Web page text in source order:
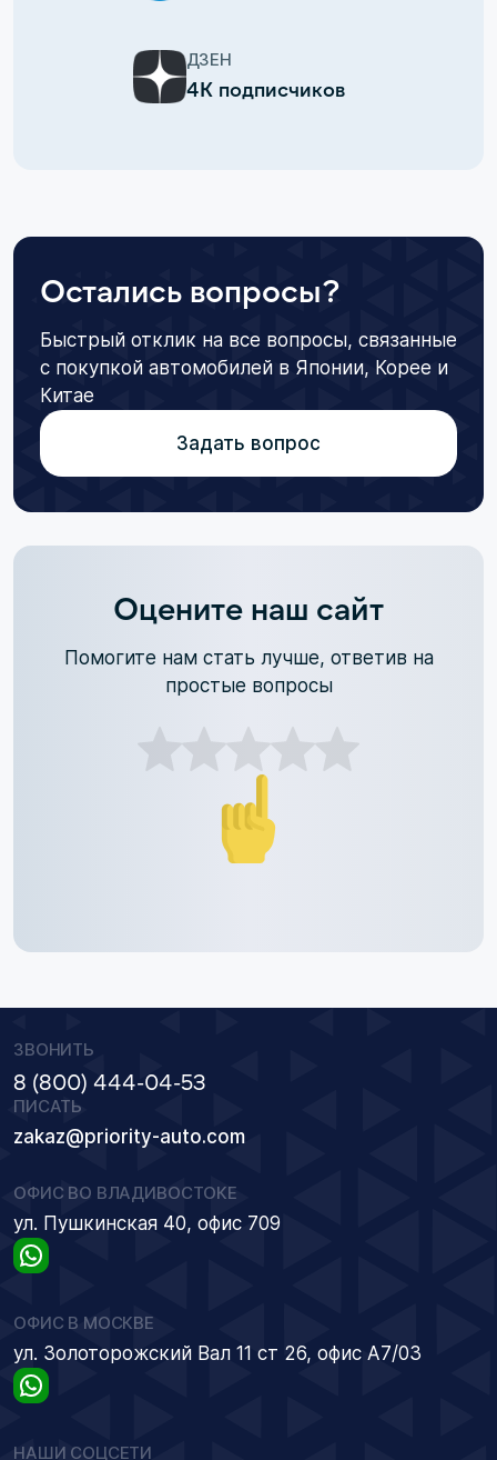
ДЗЕН
4К подписчиков
Остались вопросы?
Быстрый отклик на все вопросы, связанные
с покупкой автомобилей в Японии, Корее и
Китае
Задать вопрос
Оцените наш сайт
Помогите нам стать лучше, ответив на
простые вопросы
ЗВОНИТЬ
8 (800) 444-04-53
ПИСАТЬ
zakaz@priority-auto.com
ОФИС ВО ВЛАДИВОСТОКЕ
ул. Пушкинская 40, офис 709
ОФИС В МОСКВЕ
ул. Золоторожский Вал 11 ст 26, офис А7/03
НАШИ СОЦСЕТИ